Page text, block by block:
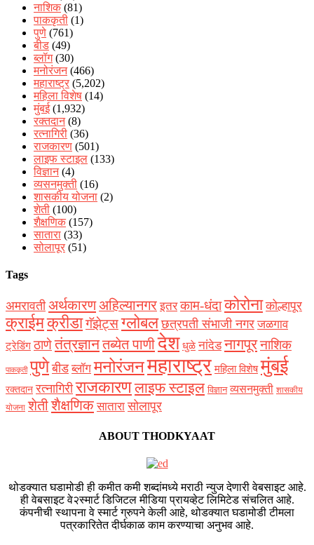
नाशिक (81)
पाककृती (1)
पुणे (761)
बीड (49)
ब्लॉग(30)
मनोरंजन(466)
महाराष्ट्र (5,202)
महिला विशेष (14)
मुंबई(1,932)
रक्‍तदान(8)
रत्नागिरी (36)
राजकारण (501)
लाइफ स्टाइल (133)
विज्ञान(4)
व्यसनमुक्ती (16)
शासकीय योजना (2)
शेती (100)
शैक्षणिक (157)
सातारा (33)
सोलापूर (51)
Tags
अमरावती अर्थकारणअहिल्यानगर इतर काम-धंदाकोरोना कोल्हापूर
क्राईमक्रीडागॅझेट्सग्लोबल छत्रपती संभाजी नगर जळगाव
ट्रेडिंग ठाणेतंत्रज्ञानतब्येत पाणीदेश धुळे नांदेड नागपूरनाशिक
पाककृती पुणे बीड ब्लॉग मनोरंजनमहाराष्ट्र महिला विशेष मुंबई
रक्‍तदान रत्नागिरी राजकारणलाइफ स्टाइल विज्ञान व्यसनमुक्ती शासकीय
योजना शेतीशैक्षणिक सातारा सोलापूर
ABOUT THODKYAAT
थोडक्यात घडामोडी ही कमीत कमी शब्दांमध्ये मराठी न्युज देणारी वेबसाइट आहे.
ही वेबसाइट वे२स्मार्ट डिजिटल मीडिया प्रायव्हेट लिमिटेड संचलित आहे.
कंपनीची स्थापना वे स्मार्ट ग्रुपने केली आहे, थोडक्यात घडामोडी टीमला
पत्रकारितेत दीर्घकाळ काम करण्याचा अनुभव आहे.